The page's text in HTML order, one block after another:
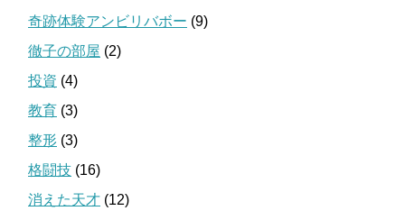
奇跡体験アンビリバボー (9)
徹子の部屋 (2)
投資 (4)
教育 (3)
整形 (3)
格闘技 (16)
消えた天才 (12)